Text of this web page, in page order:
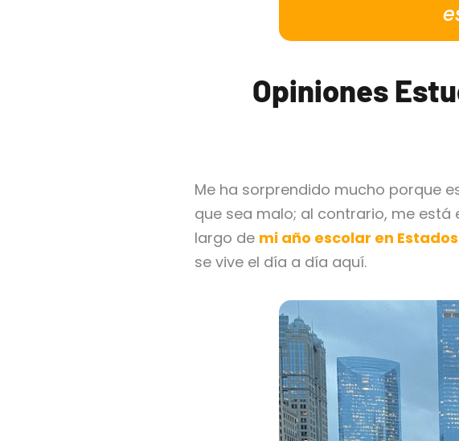
Opiniones
Me ha sorprendido mucho porque
que sea malo; al contrario, me
largo de mi año escolar en
se vive el día a día aquí.